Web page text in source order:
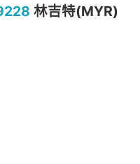
林吉特(MYR)